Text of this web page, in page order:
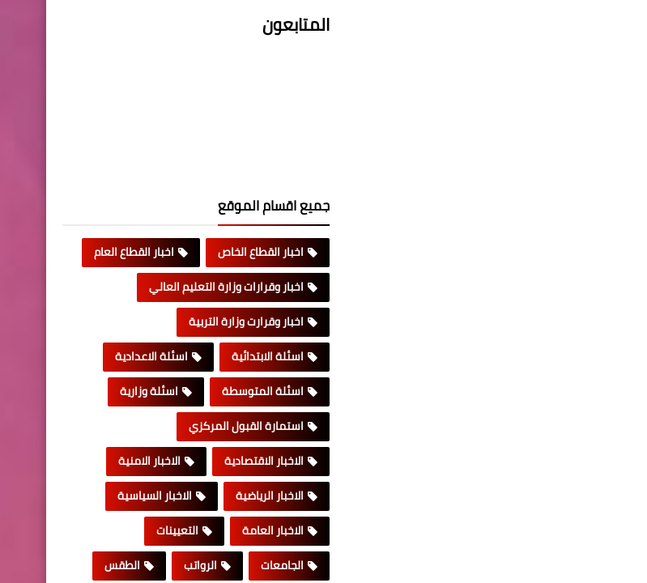
المتابعون
جميع اقسام الموقع
اخبار القطاع الخاص
اخبار القطاع العام
اخبار وقرارات وزارة التعليم العالي
اخبار وقرارت وزارة التربية
اسئلة الابتدائية
اسئلة الاعدادية
اسئلة المتوسطة
اسئلة وزارية
استمارة القبول المركزي
الاخبار الاقتصادية
الاخبار الامنية
الاخبار الرياضية
الاخبار السياسية
الاخبار العامة
التعيينات
الجامعات
الرواتب الطقس